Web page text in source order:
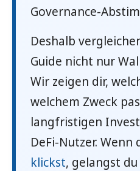
Governance-
Deshalb
Guide nicht nur
Wir zeigen dir,
welchem Zweck
langfristigen
DeFi-Nutzer. Wenn
klickst, gelangst